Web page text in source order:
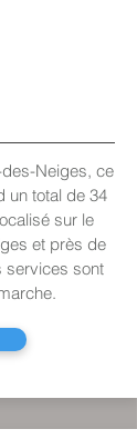
Neiges, ce
un total de 34
sur le
et près de
services sont